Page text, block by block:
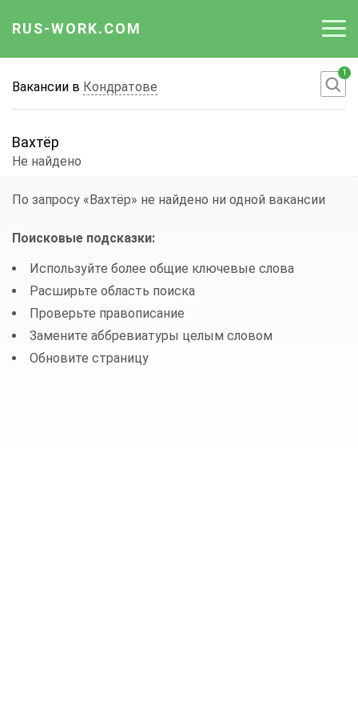
RUS-WORK.COM
Вакансии
Отрасли
Вакансии в Кондратове
1
Вахтёр
Не найдено
По запросу «Вахтёр» не найдено ни одной вакансии
Поисковые подсказки:
Используйте более общие ключевые слова
Расширьте область поиска
Проверьте правописание
Замените аббревиатуры целым словом
Обновите страницу